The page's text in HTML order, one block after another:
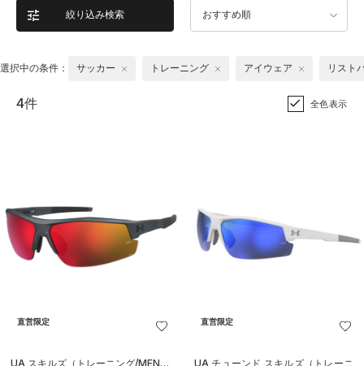
絞り込み検索 おすすめ順
選択中の条件： サッカー トレーニング アイウェア リスト
4件 全色表示
直営限定
UA スキルズ（トレーニング/MEN）
直営限定
UA チューンド スキルズ（トレーニ